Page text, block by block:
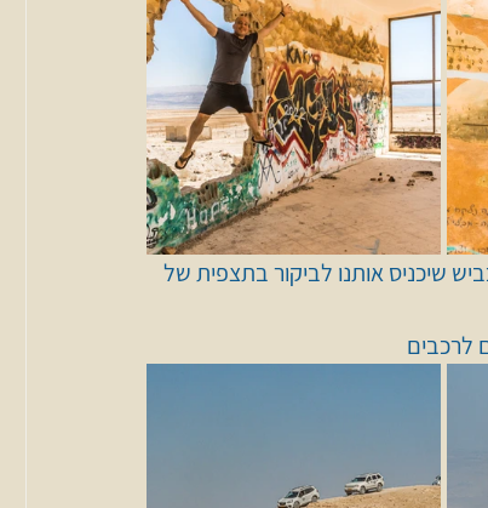
שיכניס אותנו לביקור בתצפית של
לרכבים